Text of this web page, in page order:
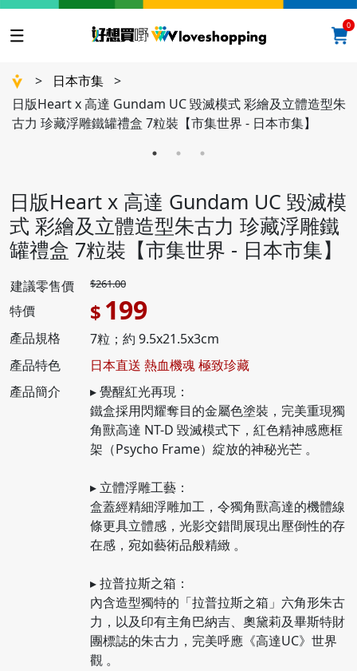
0
> 日本市集
>
日版Heart x 高達 Gundam UC 毀滅模式 彩繪及立體造型朱
古力 珍藏浮雕鐵罐禮盒 7粒裝【市集世界 - 日本市集】
日版Heart x 高達 Gundam UC 毀滅模
式 彩繪及立體造型朱古力 珍藏浮雕鐵
罐禮盒 7粒裝【市集世界 - 日本市集】
建議零售價 $261.00
特價 $ 199
產品規格
7粒；約 9.5x21.5x3cm
產品特色
日本直送 熱血機魂 極致珍藏
產品簡介
▸ 覺醒紅光再現：
鐵盒採用閃耀奪目的金屬色塗裝，完美重現獨
角獸高達 NT-D 毀滅模式下，紅色精神感應框
架（Psycho Frame）綻放的神秘光芒 。
▸ 立體浮雕工藝：
盒蓋經精細浮雕加工，令獨角獸高達的機體線
條更具立體感，光影交錯間展現出壓倒性的存
在感，宛如藝術品般精緻 。
▸ 拉普拉斯之箱：
內含造型獨特的「拉普拉斯之箱」六角形朱古
力，以及印有主角巴納吉、奧黛莉及畢斯特財
團標誌的朱古力，完美呼應《高達UC》世界
觀 。